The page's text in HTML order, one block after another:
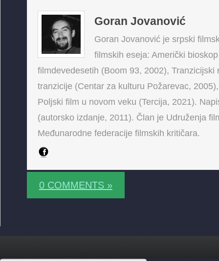
Goran Jovanović
Goran Jovanović je srpski
filmskih eseja: Američki
filmdevedesetih (Boom 93, 2002),
tranzicije (Centar za kulturu Požarevac,
Poljski film u novom veku (Tercija, 2021).
(autorsko izdanje, 2011). Član je Udruženja
Međunarodne federacije filmskih kritičara.
0 COMMENTS »